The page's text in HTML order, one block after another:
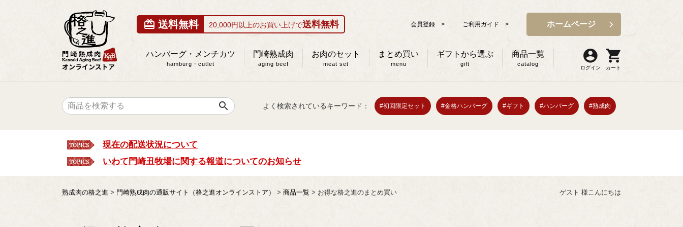
card_giftcard 送料無料 20,000円以上のお買い上げで送料無料 会員登録 > ご利用ガイド > ホームページ
ハンバーグ・メンチカツ
hamburg・cutlet
門崎熟成肉
aging beef
お肉のセット
meat set
まとめ買い
menu
ギフトから選ぶ
gift
商品一覧
catalog
ログイン カート
search よく検索されているキーワード： #初回限定セット #金格ハンバーグ #ギフト #ハンバーグ #熟成肉
現在の配送状況について
いわて門崎丑牧場に関する報道についてのお知らせ
熟成肉の格之進 門崎熟成肉の通販サイト（格之進オンラインストア） 商品一覧 お得な格之進のまとめ買い ゲスト 様こんにちは